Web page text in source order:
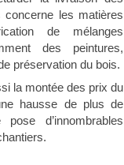
les matières
de mélanges
des peintures,
préservation du bois.
la montée des prix du
hausse de plus de
d’innombrables